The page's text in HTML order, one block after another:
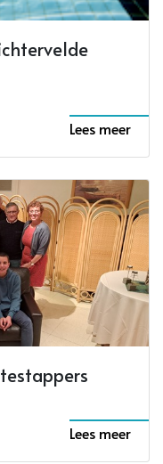
Lees meer
Lees meer